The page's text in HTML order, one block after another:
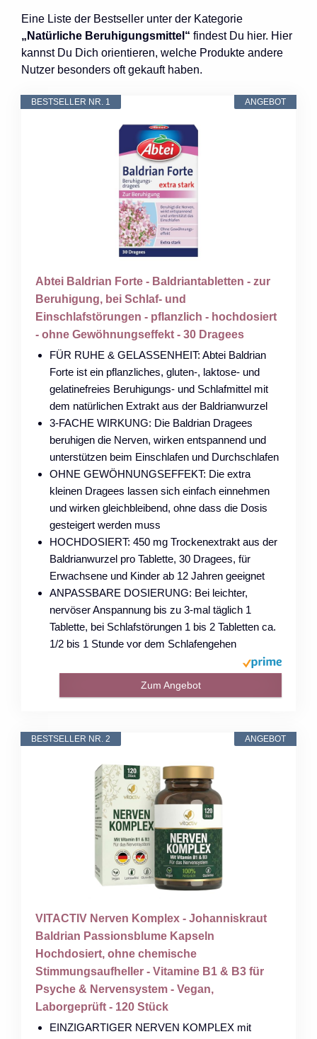
Eine Liste der Bestseller unter der Kategorie
„Natürliche Beruhigungsmittel“ findest Du hier. Hier
kannst Du Dich orientieren, welche Produkte andere
Nutzer besonders oft gekauft haben.
ANGEBOT
BESTSELLER NR. 1
Abtei Baldrian Forte - Baldriantabletten - zur
Beruhigung, bei Schlaf- und
Einschlafstörungen - pflanzlich - hochdosiert
- ohne Gewöhnungseffekt - 30 Dragees
FÜR RUHE & GELASSENHEIT: Abtei Baldrian
Forte ist ein pflanzliches, gluten-, laktose- und
gelatinefreies Beruhigungs- und Schlafmittel mit
dem natürlichen Extrakt aus der Baldrianwurzel
3-FACHE WIRKUNG: Die Baldrian Dragees
beruhigen die Nerven, wirken entspannend und
unterstützen beim Einschlafen und Durchschlafen
OHNE GEWÖHNUNGSEFFEKT: Die extra
kleinen Dragees lassen sich einfach einnehmen
und wirken gleichbleibend, ohne dass die Dosis
gesteigert werden muss
HOCHDOSIERT: 450 mg Trockenextrakt aus der
Baldrianwurzel pro Tablette, 30 Dragees, für
Erwachsene und Kinder ab 12 Jahren geeignet
ANPASSBARE DOSIERUNG: Bei leichter,
nervöser Anspannung bis zu 3-mal täglich 1
Tablette, bei Schlafstörungen 1 bis 2 Tabletten ca.
1/2 bis 1 Stunde vor dem Schlafengehen
Zum Angebot
ANGEBOT
BESTSELLER NR. 2
VITACTIV Nerven Komplex - Johanniskraut
Baldrian Passionsblume Kapseln
Hochdosiert, ohne chemische
Stimmungsaufheller - Vitamine B1 & B3 für
Psyche & Nervensystem - Vegan,
Laborgeprüft - 120 Stück
EINZIGARTIGER NERVEN KOMPLEX mit